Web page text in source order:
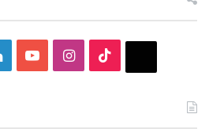
LinkedInYouTubeInstagram